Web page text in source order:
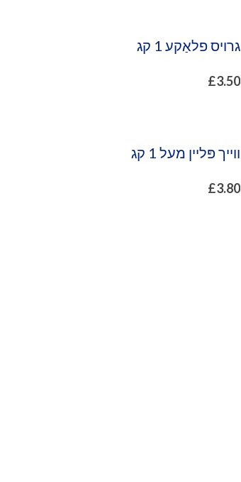
גרויס פלאַקע 1 קג
£3.50
ווייך פּליין מעל 1 קג
£3.80